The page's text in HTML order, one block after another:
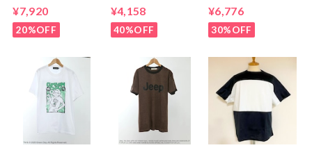
¥7,920
20%OFF
Cut & Sewn Navy
¥4,158
40%OFF
shirts Brown
¥6,776
30%OFF